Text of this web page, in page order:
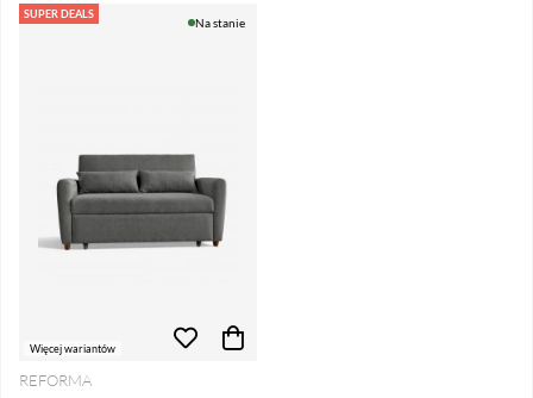
SUPER DEALS
Więcej wariantów
Na stanie
REFORMA